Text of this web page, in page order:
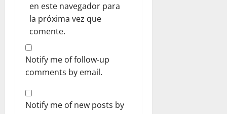
en este navegador para
la próxima vez que
comente.
Notify me of follow-up
comments by email.
Notify me of new posts by